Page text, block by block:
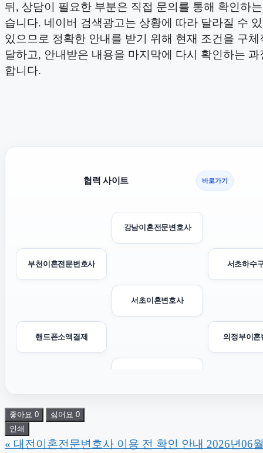
뒤, 상담이 필요한 부분은 직접 문의를 통해 확인하
습니다. 네이버 검색광고는 상황에 따라 달라질 수
있으므로 정확한 안내를 받기 위해 현재 조건을 구체
달하고, 안내받은 내용을 마지막에 다시 확인하는 과
합니다.
협력 사이트 바로가기
강남이혼전문변호사
부천이혼전문변호사 서초하수
서초이혼변호사
핸드폰소액결제 의정부이혼
서울음주운전변호사
인천탐정사무소
좋아요 0 싫어요 0
인쇄
« 대전이혼전문변호사 이용 전 확인 안내 2026년06